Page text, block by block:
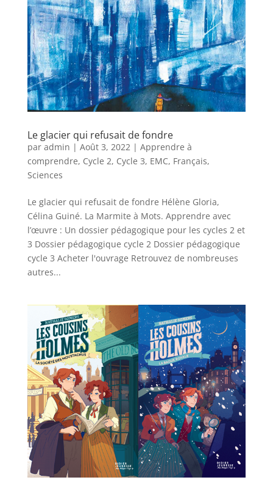
Le glacier qui refusait de fondre
par admin | Août 3, 2022| Apprendre à
comprendre, Cycle 2, Cycle 3, EMC, Français,
Sciences
Le glacier qui refusait de fondre Hélène Gloria,
Célina Guiné. La Marmite à Mots. Apprendre avec
l’œuvre : Un dossier pédagogique pour les cycles 2 et
3 Dossier pédagogique cycle 2 Dossier pédagogique
cycle 3 Acheter l'ouvrage Retrouvez de nombreuses
autres...